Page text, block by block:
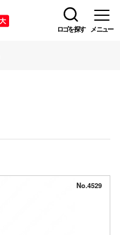
ロゴを探す メニュー
No.4529